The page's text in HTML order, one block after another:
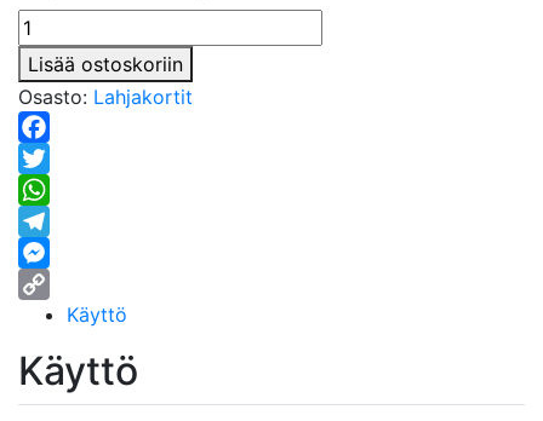
Lisää ostoskoriin
Osasto: Lahjakortit
Facebook
Twitter
WhatsApp
Telegram
Messenger
Copy Käyttö
Käyttö